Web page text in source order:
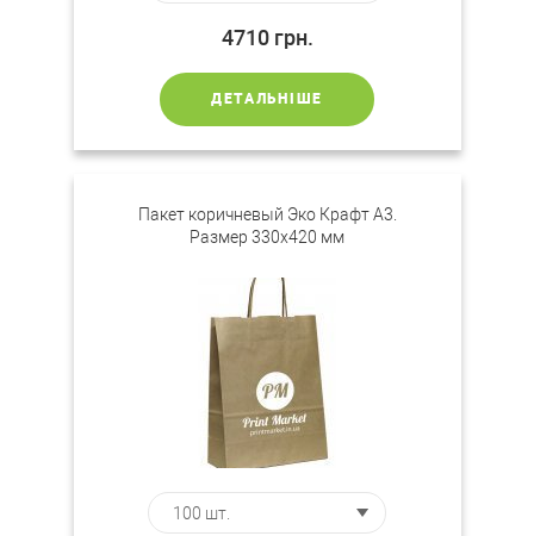
4710 грн.
ДЕТАЛЬНІШЕ
Пакет коричневый Эко Крафт А3.
Размер 330х420 мм